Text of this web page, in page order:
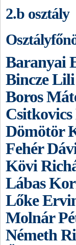
2.b osztály
Baranyai
Bincze Lili
Boros
Dömötör
Fehér
Kövi
Lábas
Lőke
Molnár
Németh